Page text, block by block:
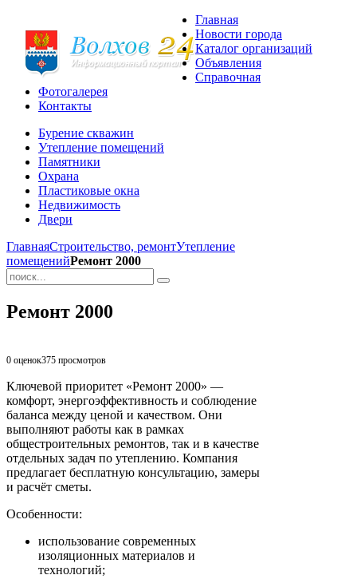
Главная
Новости города
Каталог организаций
Объявления
Справочная
Фотогалерея
Контакты
Бурение скважин
Утепление помещений
Памятники
Охрана
Пластиковые окна
Недвижимость
Двери
ГлавнаяСтроительство, ремонтУтепление
помещенийРемонт 2000
Ремонт 2000
0 оценок375 просмотров
Ключевой приоритет «Ремонт 2000» —
комфорт, энергоэффективность и соблюдение
баланса между ценой и качеством. Они
выполняют работы как в рамках
общестроительных ремонтов, так и в качестве
отдельных задач по утеплению. Компания
предлагает бесплатную консультацию, замеры
и расчёт сметы.
Особенности:
использование современных
изоляционных материалов и
технологий;